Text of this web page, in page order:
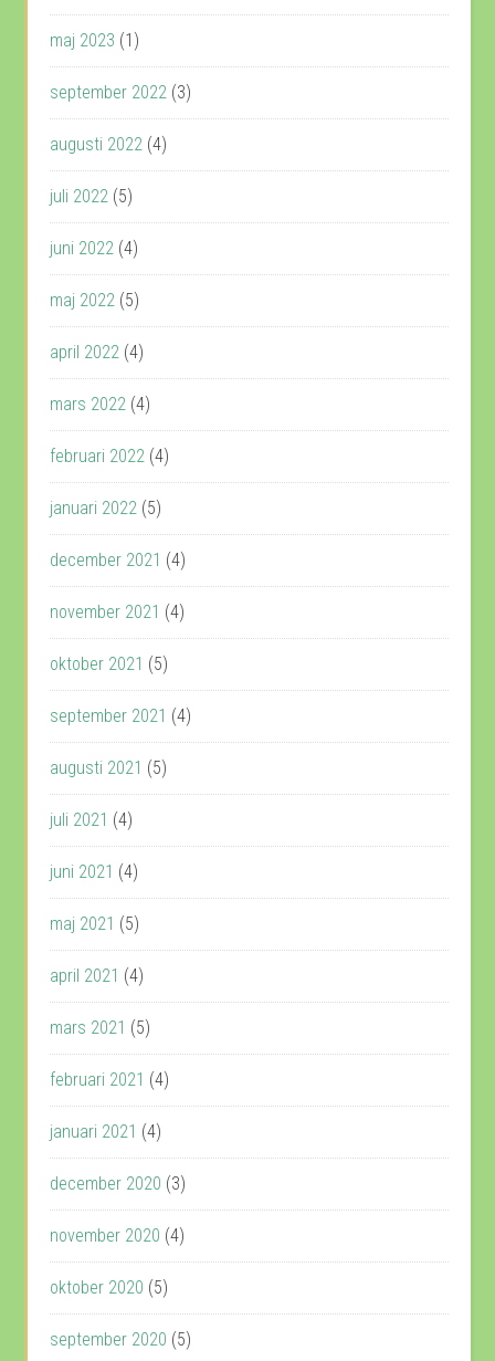
maj 2023 (1)
september 2022 (3)
augusti 2022 (4)
juli 2022 (5)
juni 2022 (4)
maj 2022 (5)
april 2022 (4)
mars 2022 (4)
februari 2022 (4)
januari 2022 (5)
december 2021 (4)
november 2021 (4)
oktober 2021 (5)
september 2021 (4)
augusti 2021 (5)
juli 2021 (4)
juni 2021 (4)
maj 2021 (5)
april 2021 (4)
mars 2021 (5)
februari 2021 (4)
januari 2021 (4)
december 2020 (3)
november 2020 (4)
oktober 2020 (5)
september 2020 (5)